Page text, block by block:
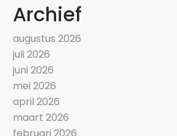
Archief
augustus 2026
juli 2026
juni 2026
mei 2026
april 2026
maart 2026